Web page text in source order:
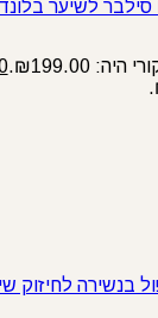
לשיער
₪199.00.
בנשירה לחיזוק